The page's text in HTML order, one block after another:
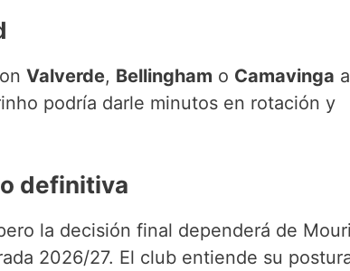
Valverde, Bellingham o Camavinga
podría darle minutos en rotación y
definitiva
la decisión final dependerá de
2026/27. El club entiende su